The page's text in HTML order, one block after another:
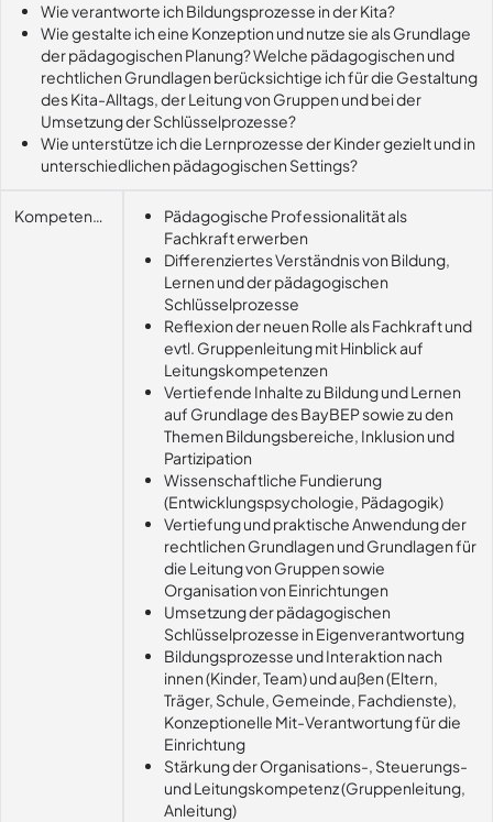
Wie verantworte ich Bildungsprozesse in der Kita?
Wie gestalte ich eine Konzeption und nutze sie als Grundlage
der pädagogischen Planung? Welche pädagogischen und
rechtlichen Grundlagen berücksichtige ich für die Gestaltung
des Kita-Alltags, der Leitung von Gruppen und bei der
Umsetzung der Schlüsselprozesse?
Wie unterstütze ich die Lernprozesse der Kinder gezielt und in
unterschiedlichen pädagogischen Settings?
Kompetenzerwerb
Pädagogische Professionalität als
Fachkraft erwerben
Differenziertes Verständnis von Bildung,
Lernen und der pädagogischen
Schlüsselprozesse
Reflexion der neuen Rolle als Fachkraft und
evtl. Gruppenleitung mit Hinblick auf
Leitungskompetenzen
Vertiefende Inhalte zu Bildung und Lernen
auf Grundlage des BayBEP sowie zu den
Themen Bildungsbereiche, Inklusion und
Partizipation
Wissenschaftliche Fundierung
(Entwicklungspsychologie, Pädagogik)
Vertiefung und praktische Anwendung der
rechtlichen Grundlagen und Grundlagen für
die Leitung von Gruppen sowie
Organisation von Einrichtungen
Umsetzung der pädagogischen
Schlüsselprozesse in Eigenverantwortung
Bildungsprozesse und Interaktion nach
innen (Kinder, Team) und außen (Eltern,
Träger, Schule, Gemeinde, Fachdienste),
Konzeptionelle Mit-Verantwortung für die
Einrichtung
Stärkung der Organisations-, Steuerungs-
und Leitungskompetenz (Gruppenleitung,
Anleitung)